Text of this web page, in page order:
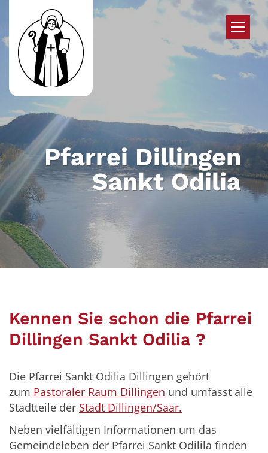
Zum Inhalt springen
Pfarrei Dillingen
Sankt Odilia
Kennen Sie schon die Pfarrei
Dillingen Sankt Odilia ?
Die Pfarrei Sankt Odilia Dillingen gehört
zum Pastoraler Raum Dillingen und umfasst alle
Stadtteile der Stadt Dillingen/Saar.
Neben vielfältigen Informationen um das
Gemeindeleben der Pfarrei Sankt Odilila finden